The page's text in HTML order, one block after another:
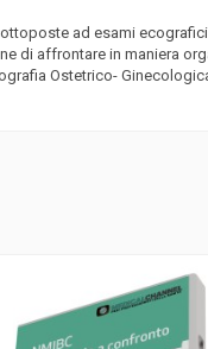
ad esami
di affrontare in maniera
Ostetrico-